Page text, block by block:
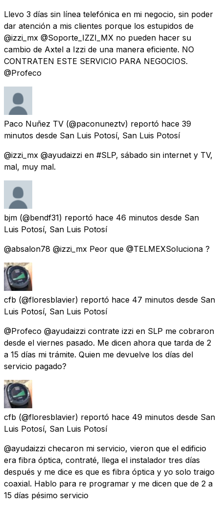
Llevo 3 días sin línea telefónica en mi negocio, sin poder
dar atención a mis clientes porque los estupidos de
@izzi_mx @Soporte_IZZI_MX no pueden hacer su
cambio de Axtel a Izzi de una manera eficiente. NO
CONTRATEN ESTE SERVICIO PARA NEGOCIOS.
@Profeco
Paco Nuñez TV (@paconuneztv) reportó hace 39
minutos desde San Luis Potosí, San Luis Potosí
@izzi_mx @ayudaizzi en #SLP, sábado sin internet y TV,
mal, muy mal.
bjm (@bendf31) reportó hace 46 minutos desde San
Luis Potosí, San Luis Potosí
@absalon78 @izzi_mx Peor que @TELMEXSoluciona ?
cfb (@floresblavier) reportó hace 47 minutos desde San
Luis Potosí, San Luis Potosí
@Profeco @ayudaizzi contrate izzi en SLP me cobraron
desde el viernes pasado. Me dicen ahora que tarda de 2
a 15 días mi trámite. Quien me devuelve los días del
servicio pagado?
cfb (@floresblavier) reportó hace 49 minutos desde San
Luis Potosí, San Luis Potosí
@ayudaizzi checaron mi servicio, vieron que el edificio
era fibra óptica, contraté, llega el instalador tres días
después y me dice es que es fibra óptica y yo solo traigo
coaxial. Hablo para re programar y me dicen que de 2 a
15 días pésimo servicio